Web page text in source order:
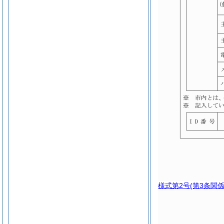
様式第2号(第3条関